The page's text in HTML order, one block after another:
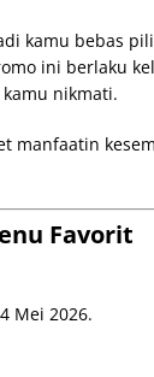
kamu bebas
ini berlaku
nikmati.
manfaatin
Favorit
Mei 2026.